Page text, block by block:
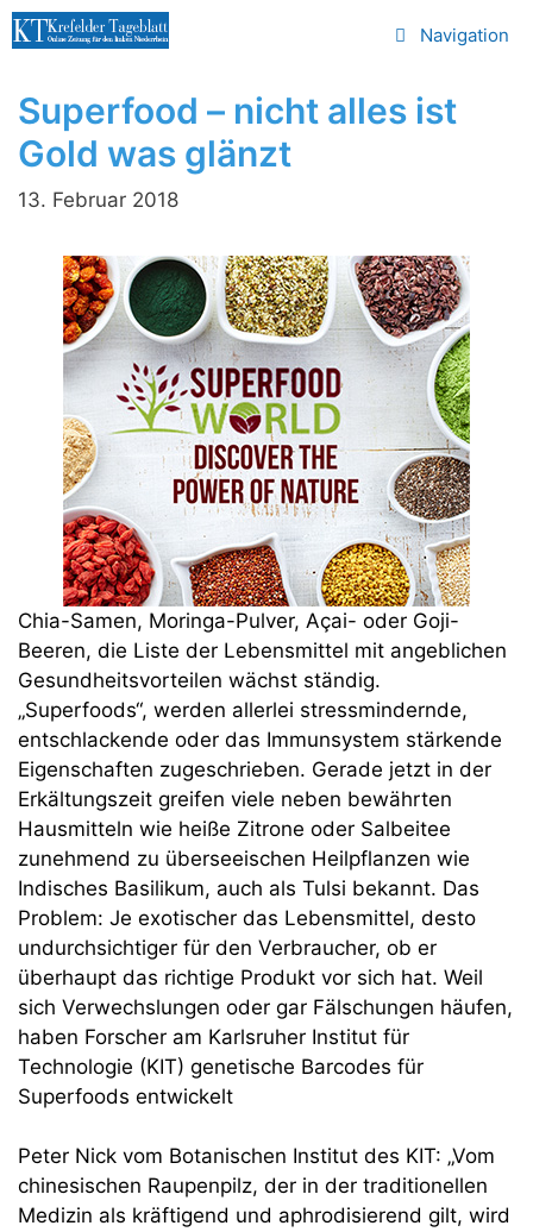
Zum
Inhalt
Navigation
Superfood – nicht alles ist
Gold was glänzt
13. Februar 2018
Chia-Samen, Moringa-Pulver, Açai- oder Goji-
Beeren, die Liste der Lebensmittel mit angeblichen
Gesundheitsvorteilen wächst ständig.
„Superfoods“, werden allerlei stressmindernde,
entschlackende oder das Immunsystem stärkende
Eigenschaften zugeschrieben. Gerade jetzt in der
Erkältungszeit greifen viele neben bewährten
Hausmitteln wie heiße Zitrone oder Salbeitee
zunehmend zu überseeischen Heilpflanzen wie
Indisches Basilikum, auch als Tulsi bekannt. Das
Problem: Je exotischer das Lebensmittel, desto
undurchsichtiger für den Verbraucher, ob er
überhaupt das richtige Produkt vor sich hat. Weil
sich Verwechslungen oder gar Fälschungen häufen,
haben Forscher am Karlsruher Institut für
Technologie (KIT) genetische Barcodes für
Superfoods entwickelt
Peter Nick vom Botanischen Institut des KIT: „Vom
chinesischen Raupenpilz, der in der traditionellen
Medizin als kräftigend und aphrodisierend gilt, wird